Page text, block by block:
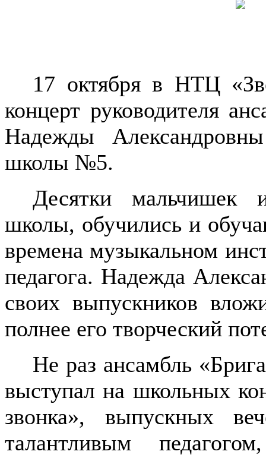
17 октября в НТЦ
концерт руководителя
Надежды
школы №5.
Десятки мальчишек
школы, обучились и
времена музыкальном
педагога. Надежда
своих выпускников
полнее его творческий
Не раз ансамбль
выступал на школьных
звонка», выпускных
талантливым